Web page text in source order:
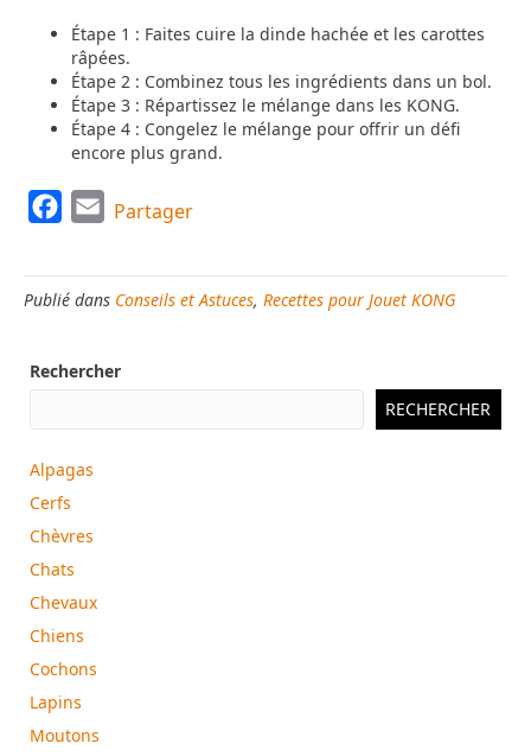
Étape 1 : Faites cuire la dinde hachée et les carottes
râpées.
Étape 2 : Combinez tous les ingrédients dans un bol.
Étape 3 : Répartissez le mélange dans les KONG.
Étape 4 : Congelez le mélange pour offrir un défi
encore plus grand.
c
e
o
a
i
Partager
Publié dans Conseils et Astuces, Recettes pour Jouet KONG
Rechercher
RECHERCHER
Alpagas
Cerfs
Chèvres
Chats
Chevaux
Chiens
Cochons
Lapins
Moutons